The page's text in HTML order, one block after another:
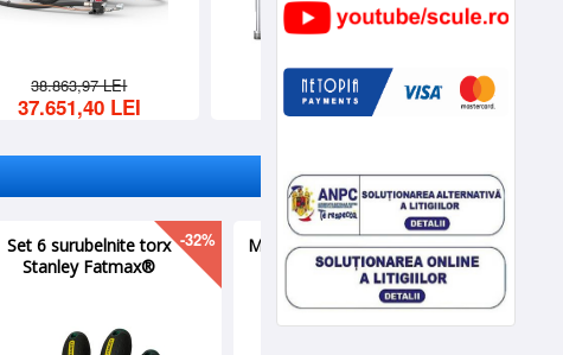
362,99 LEI
187,63 LEI
-9%
Burghiu pentru metal
HSS SPRINT DIN 338